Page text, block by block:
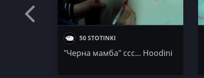
50 STOTINKI
"Черна мамба" ссс... Hoodini